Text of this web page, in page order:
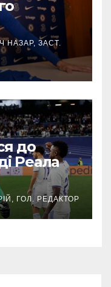
НАЗАР, ЗАСТ.
до
Реала
ГОЛ. РЕДАКТОР